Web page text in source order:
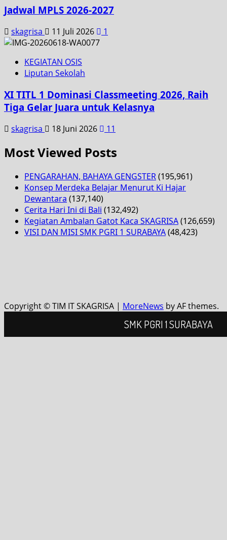
Jadwal MPLS 2026-2027
skagrisa 11 Juli 2026 1
KEGIATAN OSIS
Liputan Sekolah
XI TITL 1 Dominasi Classmeeting 2026, Raih
Tiga Gelar Juara untuk Kelasnya
skagrisa 18 Juni 2026 11
Most Viewed Posts
PENGARAHAN, BAHAYA GENGSTER(195,961)
Konsep Merdeka Belajar Menurut Ki Hajar
Dewantara (137,140)
Cerita Hari Ini di Bali (132,492)
Kegiatan Ambalan Gatot Kaca SKAGRISA(126,659)
VISI DAN MISI SMK PGRI 1 SURABAYA(48,423)
Copyright © TIM IT SKAGRISA | MoreNews by AF themes.
SMK PGRI 1 SURABAYA